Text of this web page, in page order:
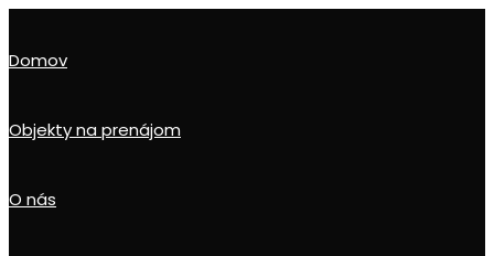
domov
objekty na prenájom
o nás